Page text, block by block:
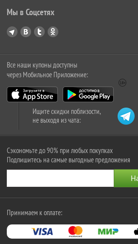
Мы в Соцсетях
Все наши купоны доступны
через Мобильное Приложение:
Ищите скидки поблизости,
не выходя из чата:
Сэкономьте до 90% при любых покупках
Подпишитесь на самые выгодные предложения
Принимаем к оплате: